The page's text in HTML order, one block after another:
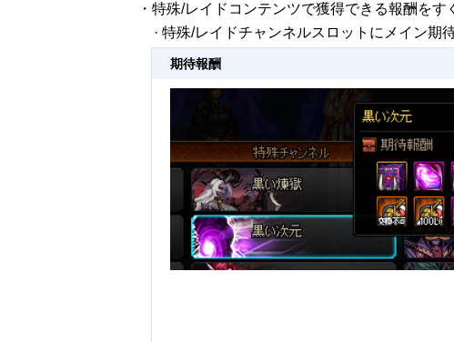
・特殊/レイドコンテンツで獲得できる報酬をす
· 特殊/レイドチャンネルスロットにメイン期
期待報酬